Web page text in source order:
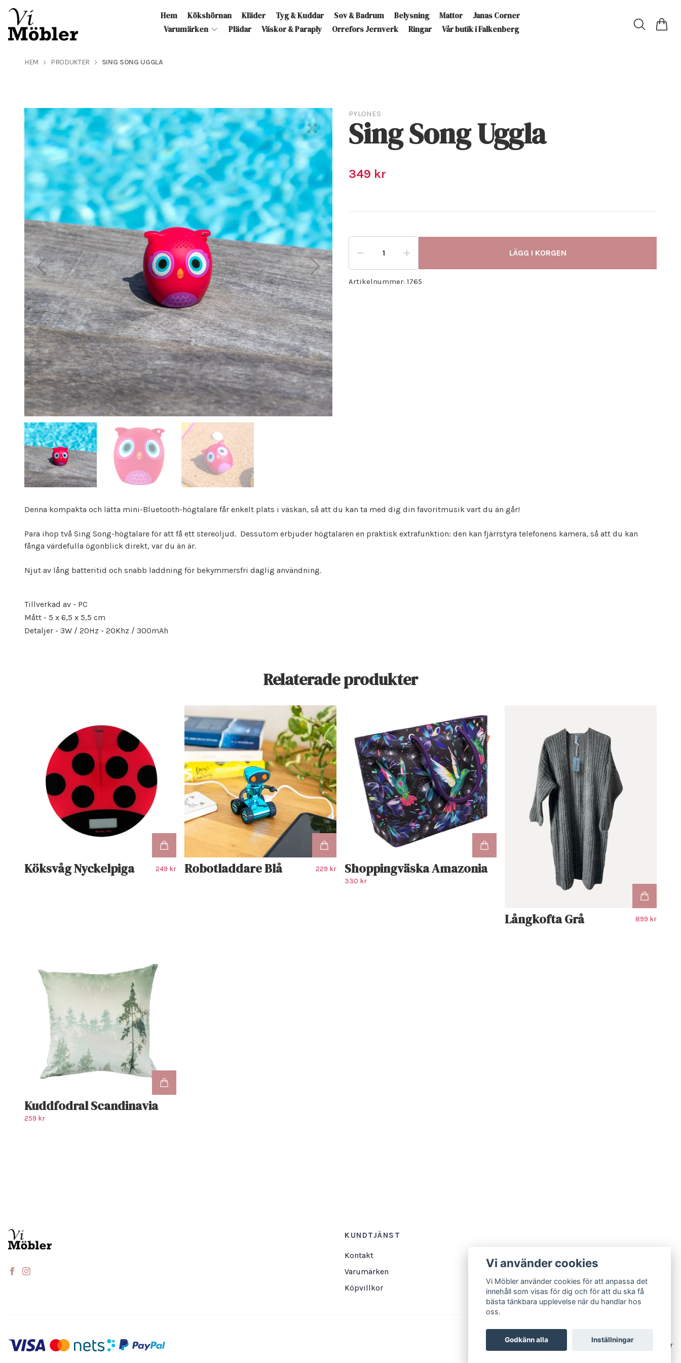
Hem Kökshörnan Kläder Tyg & Kuddar Sov & Badrum Belysning Mattor
Janas Corner
Varumärken
Plädar Väskor & Paraply Orrefors Jernverk Ringar Vår butik i Falkenberg
HEM PRODUKTER SING SONG UGGLA
PYLONES
Sing Song Uggla
349 kr
LÄGG I KORGEN
Artikelnummer: 1765
Denna kompakta och lätta mini-Bluetooth-högtalare får enkelt plats i väskan, så att du kan ta med dig din favoritmusik vart du än går!
Para ihop två Sing Song-högtalare för att få ett stereoljud. Dessutom erbjuder högtalaren en praktisk extrafunktion: den kan fjärrstyra telefonens kamera, så att du kan
fånga värdefulla ögonblick direkt, var du än är.
Njut av lång batteritid och snabb laddning för bekymmersfri daglig användning.
Tillverkad av - PC
Mått - 5 x 6,5 x 5,5 cm
Detaljer - 3W / 20Hz - 20Khz / 300mAh
Relaterade produkter
Köksvåg Nyckelpiga 249 kr Robotladdare Blå 229 kr Shoppingväska Amazonia
330 kr
Långkofta Grå 899 kr
Kuddfodral Scandinavia
259 kr
KUNDTJÄNST
Kontakt
Varumärken
Köpvillkor
© 2026 Vi Möbler
Vi använder cookies
Vi Möbler använder cookies för att anpassa det
innehåll som visas för dig och för att du ska få
bästa tänkbara upplevelse när du handlar hos
oss.
Godkänn alla Inställningar